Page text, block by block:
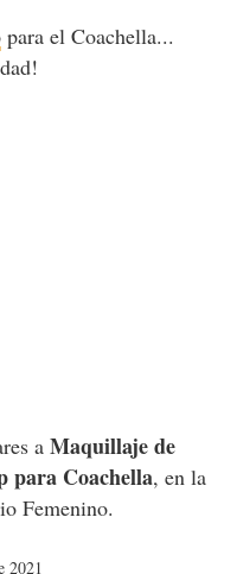
para el Coachella...
a Maquillaje de
para Coachella, en la
Femenino.
2021